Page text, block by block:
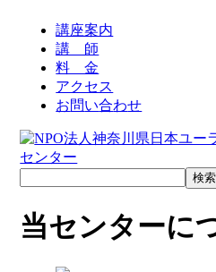
講座案内
講 師
料 金
アクセス
お問い合わせ
当センターに